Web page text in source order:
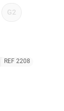
G2
REF 2208